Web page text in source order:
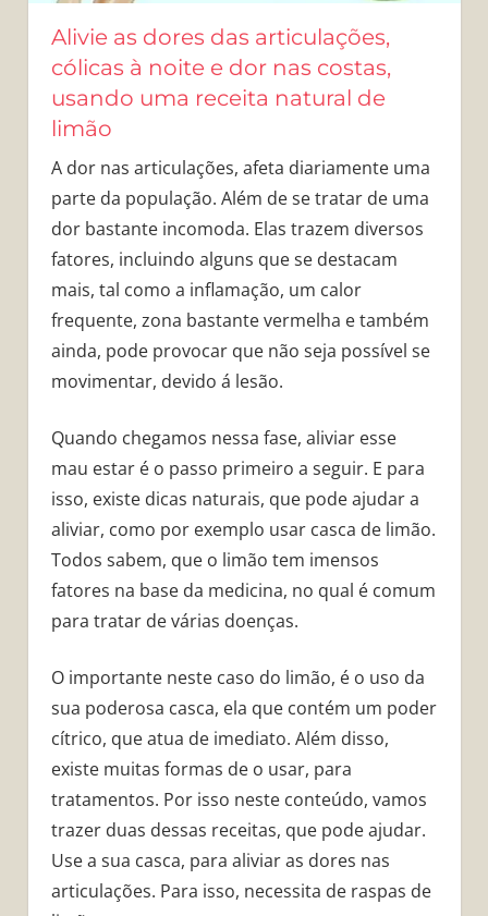
Alivie as dores das articulações,
cólicas à noite e dor nas costas,
usando uma receita natural de
limão
A dor nas articulações, afeta diariamente uma
parte da população. Além de se tratar de uma
dor bastante incomoda. Elas trazem diversos
fatores, incluindo alguns que se destacam
mais, tal como a inflamação, um calor
frequente, zona bastante vermelha e também
ainda, pode provocar que não seja possível se
movimentar, devido á lesão.
Quando chegamos nessa fase, aliviar esse
mau estar é o passo primeiro a seguir. E para
isso, existe dicas naturais, que pode ajudar a
aliviar, como por exemplo usar casca de limão.
Todos sabem, que o limão tem imensos
fatores na base da medicina, no qual é comum
para tratar de várias doenças.
O importante neste caso do limão, é o uso da
sua poderosa casca, ela que contém um poder
cítrico, que atua de imediato. Além disso,
existe muitas formas de o usar, para
tratamentos. Por isso neste conteúdo, vamos
trazer duas dessas receitas, que pode ajudar.
Use a sua casca, para aliviar as dores nas
articulações. Para isso, necessita de raspas de